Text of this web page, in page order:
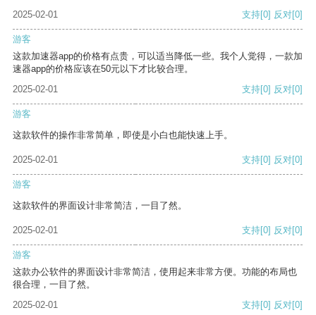
2025-02-01
支持[0] 反对[0]
游客
这款加速器app的价格有点贵，可以适当降低一些。我个人觉得，一款加
速器app的价格应该在50元以下才比较合理。
2025-02-01
支持[0] 反对[0]
游客
这款软件的操作非常简单，即使是小白也能快速上手。
2025-02-01 支持[0] 反对[0]
游客
这款软件的界面设计非常简洁，一目了然。
2025-02-01 支持[0] 反对[0]
游客
这款办公软件的界面设计非常简洁，使用起来非常方便。功能的布局也
很合理，一目了然。
2025-02-01
支持[0] 反对[0]